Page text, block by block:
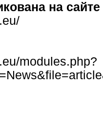
на
modules.php?